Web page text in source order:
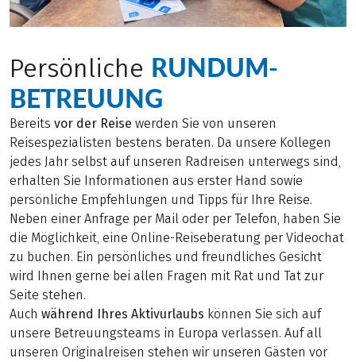
Persönliche RUNDUM-
BETREUUNG
Bereits vor der Reise werden Sie von unseren
Reisespezialisten bestens beraten. Da unsere Kollegen
jedes Jahr selbst auf unseren Radreisen unterwegs sind,
erhalten Sie Informationen aus erster Hand sowie
persönliche Empfehlungen und Tipps für Ihre Reise.
Neben einer Anfrage per Mail oder per Telefon, haben Sie
die Möglichkeit, eine Online-Reiseberatung per Videochat
zu buchen. Ein persönliches und freundliches Gesicht
wird Ihnen gerne bei allen Fragen mit Rat und Tat zur
Seite stehen.
Auch während Ihres Aktivurlaubs können Sie sich auf
unsere Betreuungsteams in Europa verlassen. Auf all
unseren Originalreisen stehen wir unseren Gästen vor